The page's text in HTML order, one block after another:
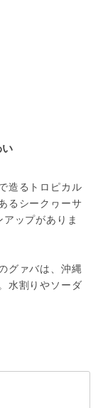
造るトロピカル
るシークヮーサ
ップがありま
グァバは、沖縄
水割りやソーダ